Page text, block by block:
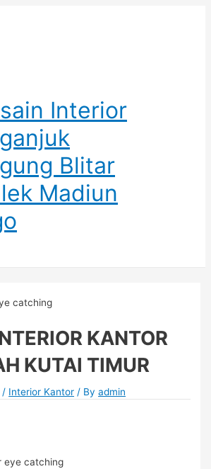
Interior
Blitar
Madiun
KANTOR
KUTAI TIMUR
/ Interior Kantor / Byadmin